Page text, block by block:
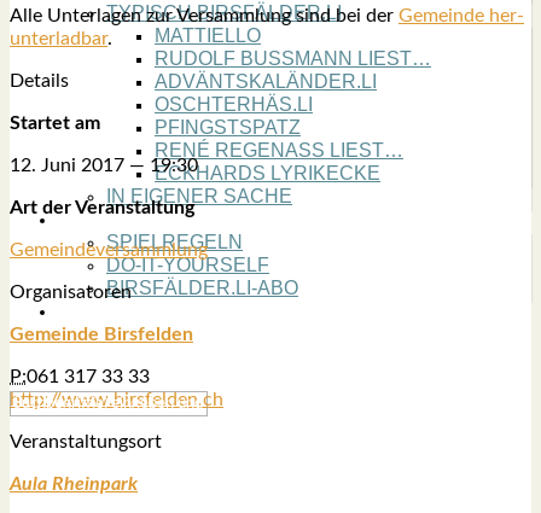
TYPISCH BIRSFÄLDER.LI
MATTIELLO
RUDOLF BUSS­MANN LIEST…
ADVÄNTSKALÄNDER.LI
OSCHTERHÄS.LI
PFINGST­SPATZ
RENÉ REGEN­ASS LIEST…
ECK­HARDS LYRIK­ECKE
IN EIGE­NER SACHE
SO GOOT’S
SPIEL­RE­GELN
DO-IT-YOUR­S­ELF
BIRSFÄLDER.LI-ABO
Alle Unter­la­gen zur Ver­samm­lung sind bei der Gemein­de her­
un­ter­lad­bar.
Details
Star­tet am
12. Juni 2017 — 19:30
Art der Ver­an­stal­tung
Gemein­de­ver­samm­lung
Orga­ni­sa­to­ren
Gemein­de Birs­fel­den
P:061 317 33 33
http://www.birsfelden.ch
Ver­an­stal­tungs­ort
Aula Rhein­park